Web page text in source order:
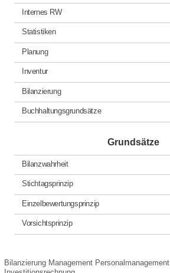
Internes RW
Statistiken
Planung
Inventur
Bilanzierung
Buchhaltungsgrundsätze
Grundsätze
Bilanzwahrheit
Stichtagsprinzip
Einzelbewertungsprinzip
Vorsichtsprinzip
Bilanzierung Management Personalmanagement